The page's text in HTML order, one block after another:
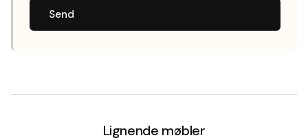
Send
Lignende møbler